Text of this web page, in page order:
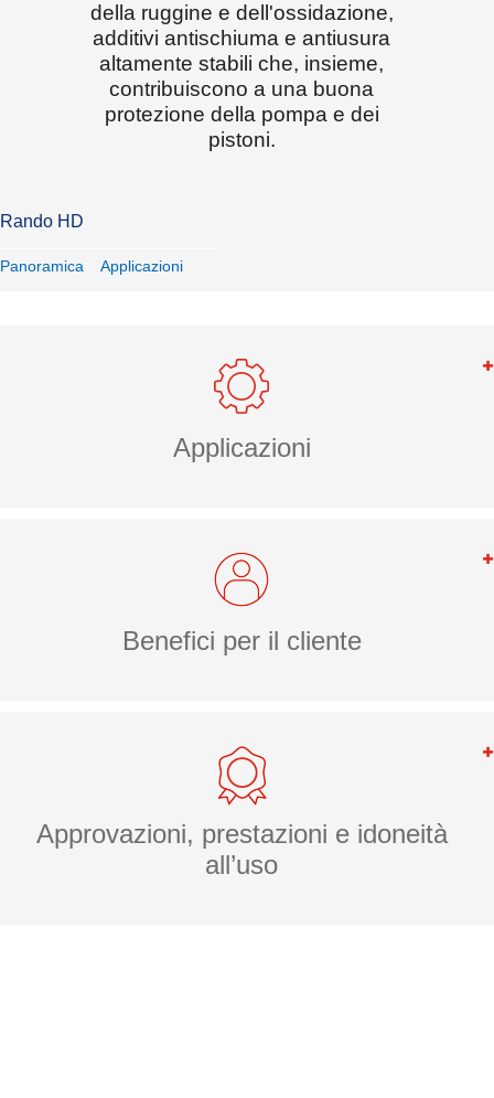
della ruggine e dell'ossidazione,
additivi antischiuma e antiusura
altamente stabili che, insieme,
contribuiscono a una buona
protezione della pompa e dei
pistoni.
Rando HD
Panoramica Applicazioni
Applicazioni
Benefici per il cliente
Approvazioni, prestazioni e idoneità
all’uso